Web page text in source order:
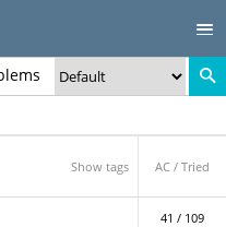
Show tags AC / Tried
41 / 109